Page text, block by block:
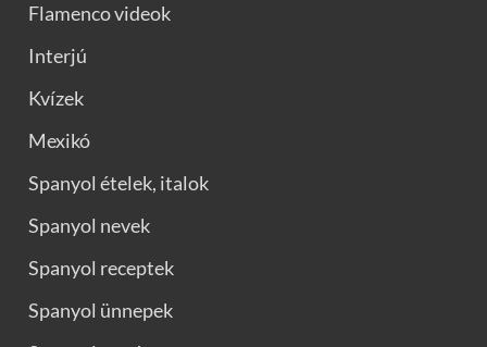
Flamenco videok
Interjú
Kvízek
Mexikó
Spanyol ételek, italok
Spanyol nevek
Spanyol receptek
Spanyol ünnepek